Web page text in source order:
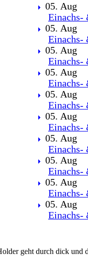
05. Aug
Einachs-
05. Aug
Einachs-
05. Aug
Einachs-
05. Aug
Einachs-
05. Aug
Einachs-
05. Aug
Einachs-
05. Aug
Einachs-
05. Aug
Einachs-
05. Aug
Einachs-
05. Aug
Einachs-
geht durch dick und